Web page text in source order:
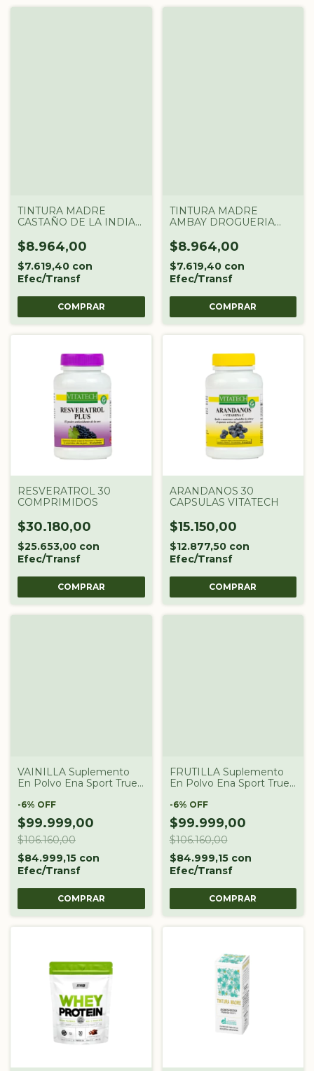
TINTURA MADRE
CASTAÑO DE LA INDIA
ARGENTINA X 60 CC
$8.964,00
$7.619,40 con
Efec/Transf
TINTURA MADRE
AMBAY DROGUERIA
$8.964,00
$7.619,40 con
Efec/Transf
RESVERATROL 30
COMPRIMIDOS
$30.180,00
$25.653,00 con
Efec/Transf
ARANDANOS 30
CAPSULAS VITATECH
$15.150,00
$12.877,50 con
Efec/Transf
VAINILLA Suplemento
En Polvo Ena Sport True
Rich En Pote De 930g
-6% OFF
$99.999,00
$106.160,00
$84.999,15 con
Efec/Transf
FRUTILLA Suplemento
En Polvo Ena Sport True
Rich En Pote De 930g
-6% OFF
$99.999,00
$106.160,00
$84.999,15 con
Efec/Transf